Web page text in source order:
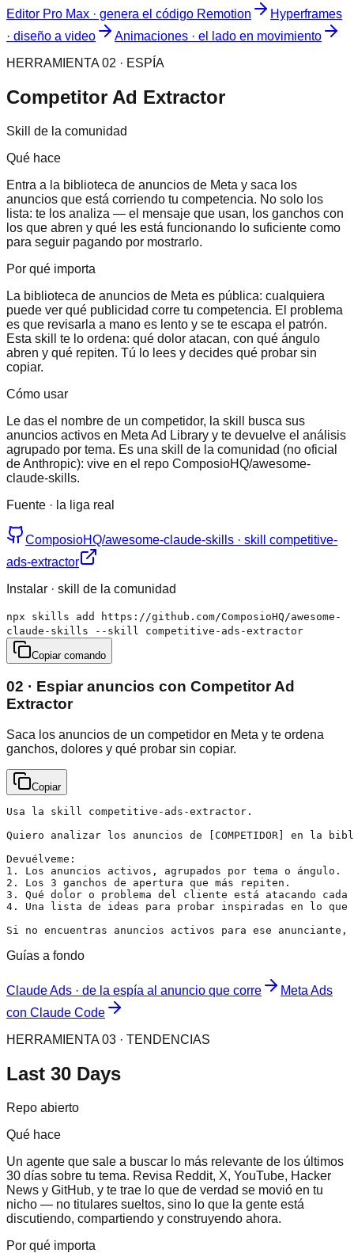
Editor Pro Max · genera el código Remotion
Hyperframes
· diseño a video
Animaciones · el lado en movimiento
HERRAMIENTA 02 · ESPÍA
Competitor Ad Extractor
Skill de la comunidad
Qué hace
Entra a la biblioteca de anuncios de Meta y saca los
anuncios que está corriendo tu competencia. No solo los
lista: te los analiza — el mensaje que usan, los ganchos con
los que abren y qué les está funcionando lo suficiente como
para seguir pagando por mostrarlo.
Por qué importa
La biblioteca de anuncios de Meta es pública: cualquiera
puede ver qué publicidad corre tu competencia. El problema
es que revisarla a mano es lento y se te escapa el patrón.
Esta skill te lo ordena: qué dolor atacan, con qué ángulo
abren y qué repiten. Tú lo lees y decides qué probar sin
copiar.
Cómo usar
Le das el nombre de un competidor, la skill busca sus
anuncios activos en Meta Ad Library y te devuelve el análisis
agrupado por tema. Es una skill de la comunidad (no oficial
de Anthropic): vive en el repo ComposioHQ/awesome-
claude-skills.
Fuente · la liga real
ComposioHQ/awesome-claude-skills · skill competitive-
ads-extractor
Instalar · skill de la comunidad
npx skills add https://github.com/ComposioHQ/awesome-
claude-skills --skill competitive-ads-extractor
Copiar comando
02 · Espiar anuncios con Competitor Ad
Extractor
Saca los anuncios de un competidor en Meta y te ordena
ganchos, dolores y qué probar sin copiar.
Copiar
Usa la skill competitive-ads-extractor.
Quiero analizar los anuncios de [COMPETIDOR] en la
Devuélveme:
1. Los anuncios activos, agrupados por tema o ángulo.
2. Los 3 ganchos de apertura que más repiten.
3. Qué dolor o problema del cliente está atacando cada
4. Una lista de ideas para probar inspiradas en lo
Si no encuentras anuncios activos para ese
Guías a fondo
Claude Ads · de la espía al anuncio que corre
Meta Ads
con Claude Code
HERRAMIENTA 03 · TENDENCIAS
Last 30 Days
Repo abierto
Qué hace
Un agente que sale a buscar lo más relevante de los últimos
30 días sobre tu tema. Revisa Reddit, X, YouTube, Hacker
News y GitHub, y te trae lo que de verdad se movió en tu
nicho — no titulares sueltos, sino lo que la gente está
discutiendo, compartiendo y construyendo ahora.
Por qué importa